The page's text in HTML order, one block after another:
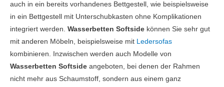
auch in ein bereits vorhandenes Bettgestell, wie beispielsweise
in ein Bettgestell mit Unterschubkasten ohne Komplikationen
integriert werden. Wasserbetten Softside können Sie sehr gut
mit anderen Möbeln, beispielsweise mit Ledersofas
kombinieren. Inzwischen werden auch Modelle von
Wasserbetten Softside angeboten, bei denen der Rahmen
nicht mehr aus Schaumstoff, sondern aus einem ganz